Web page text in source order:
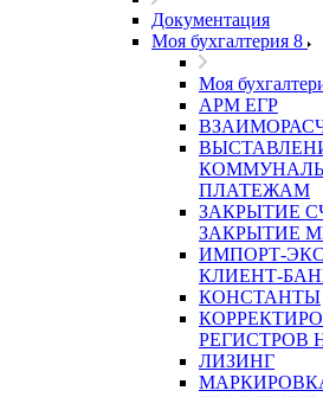
Документация
Моя бухгалтерия 8
Моя
АРМ ЕГР
ПЛАТЕЖАМ
ЗАКРЫТИЕ
ЗАКРЫТИЕ
ИМПОРТ-
КЛИЕНТ-
КОНСТАНТЫ
РЕГИСТРОВ
ЛИЗИНГ